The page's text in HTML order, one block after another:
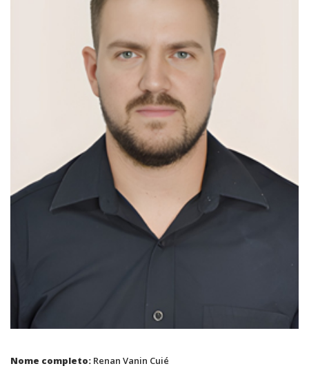
Nome completo: Renan Vanin Cuié